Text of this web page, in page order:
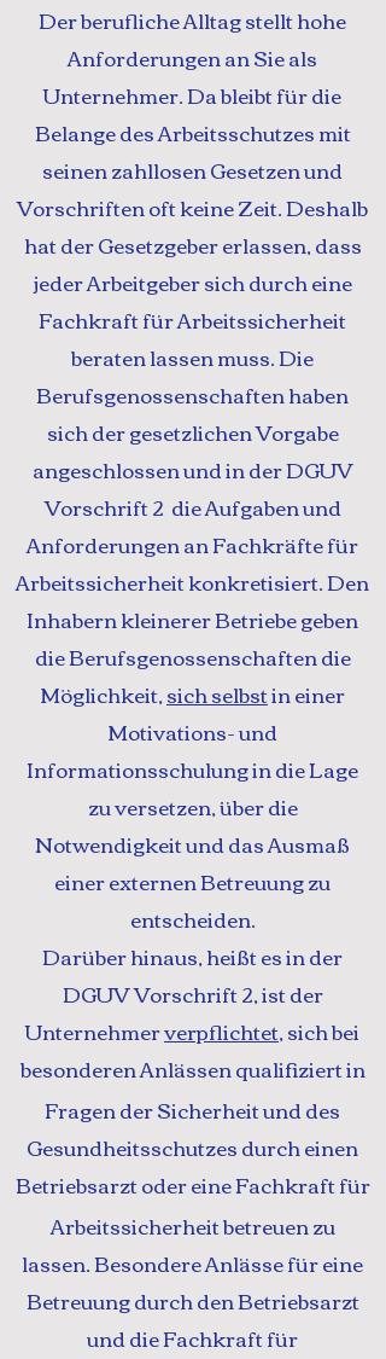
Der berufliche Alltag stellt hohe
Anforderungen an Sie als
Unternehmer. Da bleibt für die
Belange des Arbeitsschutzes mit
seinen zahllosen Gesetzen und
Vorschriften oft keine Zeit. Deshalb
hat der Gesetzgeber erlassen, dass
jeder Arbeitgeber sich durch eine
Fachkraft für Arbeitssicherheit
beraten lassen muss. Die
Berufsgenossenschaften haben
sich der gesetzlichen Vorgabe
angeschlossen und in der DGUV
Vorschrift 2 die Aufgaben und
Anforderungen an Fachkräfte für
Arbeitssicherheit konkretisiert. Den
Inhabern kleinerer Betriebe geben
die Berufsgenossenschaften die
Möglichkeit,sich selbstin einer
Motivations- und
Informationsschulung in die Lage
zu versetzen, über die
Notwendigkeit und das Ausmaß
einer externen Betreuung zu
entscheiden.
Darüber hinaus, heißt es in der
DGUV Vorschrift 2, ist der
Unternehmerverpflichtet, sich bei
besonderen Anlässen qualifiziert in
Fragen der Sicherheit und des
Gesundheitsschutzes durch einen
Betriebsarzt oder eine Fachkraft für
Arbeitssicherheit betreuen zu
lassen. Besondere Anlässe für eine
Betreuung durch den Betriebsarzt
und die Fachkraft für